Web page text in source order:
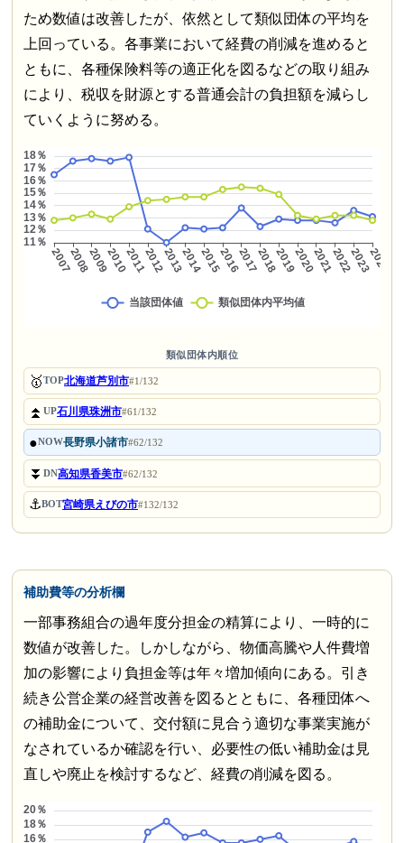
ため数値は改善したが、依然として類似団体の平均を
上回っている。各事業において経費の削減を進めると
ともに、各種保険料等の適正化を図るなどの取り組み
により、税収を財源とする普通会計の負担額を減らし
ていくように努める。
類似団体内順位
🥇TOP北海道芦別市#1/132
⏫UP石川県珠洲市#61/132
●NOW長野県小諸市#62/132
⏬DN高知県香美市#62/132
⚓BOT宮崎県えびの市#132/132
補助費等の分析欄
一部事務組合の過年度分担金の精算により、一時的に
数値が改善した。しかしながら、物価高騰や人件費増
加の影響により負担金等は年々増加傾向にある。引き
続き公営企業の経営改善を図るとともに、各種団体へ
の補助金について、交付額に見合う適切な事業実施が
なされているか確認を行い、必要性の低い補助金は見
直しや廃止を検討するなど、経費の削減を図る。